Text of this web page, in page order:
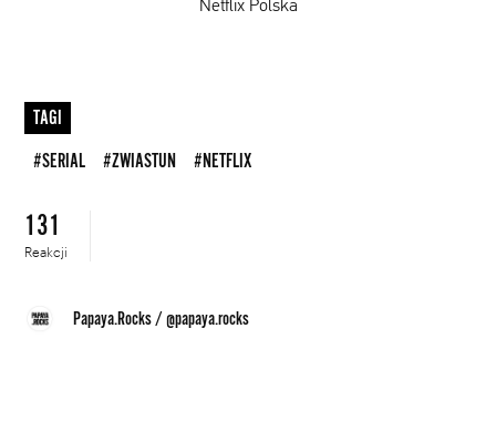
Netflix Polska
TAGI
#SERIAL #ZWIASTUN #NETFLIX
131
Reakcji
Papaya.Rocks/@papaya.rocks